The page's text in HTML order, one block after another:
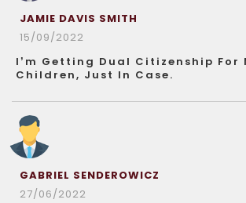
JAMIE DAVIS SMITH
15/09/2022
I’m Getting Dual Citizenship For
Children, Just In Case.
GABRIEL SENDEROWICZ
27/06/2022